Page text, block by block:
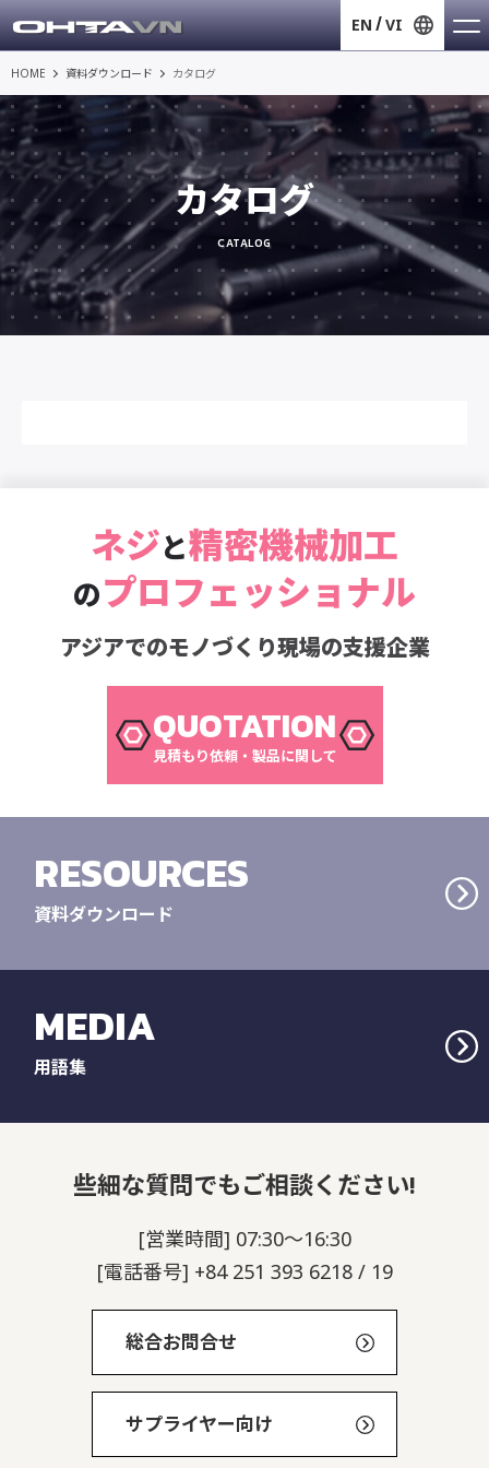
EN VI
HOME 資料ダウンロード カタログ
カタログ
CATALOG
ネジと精密機械加工
のプロフェッショナル
アジアでのモノづくり現場の支援企業
QUOTATION
見積もり依頼・製品に関して
RESOURCES
資料ダウンロード
MEDIA
用語集
些細な質問でもご相談ください!
[営業時間] 07:30～16:30
[電話番号] +84 251 393 6218 / 19
総合お問合せ
サプライヤー向け